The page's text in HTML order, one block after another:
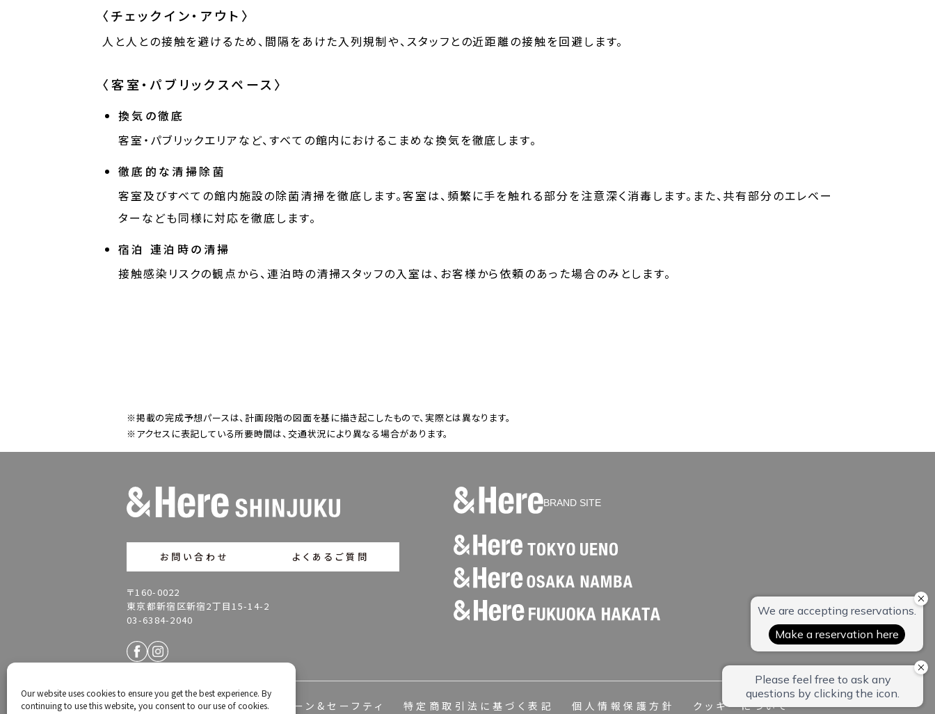
Our website uses cookies to ensure you get the best experience. By
continuing to use this website, you consent to our use of cookies.
〈チェックイン・アウト〉
人と人との接触を避けるため、間隔をあけた入列規制や、スタッフとの近距離の接触を回避します。
〈客室・パブリックスペース〉
換気の徹底
客室・パブリックエリアなど、すべての館内におけるこまめな換気を徹底します。
徹底的な清掃除菌
客室及びすべての館内施設の除菌清掃を徹底します。客室は、頻繁に手を触れる部分を注意深く消毒します。また、共有部分のエレベー
ターなども同様に対応を徹底します。
宿泊 連泊時の清掃
接触感染リスクの観点から、連泊時の清掃スタッフの入室は、お客様から依頼のあった場合のみとします。
※掲載の完成予想パースは、計画段階の図面を基に描き起こしたもので、実際とは異なります。
※アクセスに表記している所要時間は、交通状況により異なる場合があります。
お問い合わせ よくあるご質問
〒160-0022
東京都新宿区新宿2丁目15-14-2
03-6384-2040
BRAND SITE
会社概要 宿泊約款 クリーン&セーフティ 特定商取引法に基づく表記 個人情報保護方針 クッキーについて